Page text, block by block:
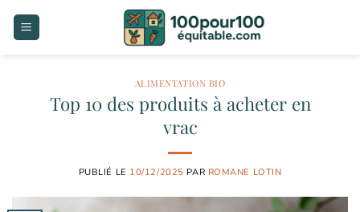
ALIMENTATION BIO
Top 10 des produits à acheter en
vrac
PUBLIÉ LE 10/12/2025 PAR ROMANE LOTIN